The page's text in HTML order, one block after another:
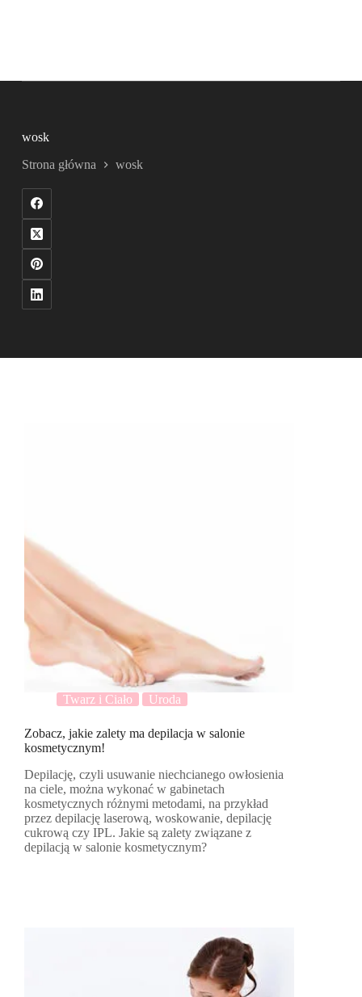
wosk
Strona główna wosk
Twarz i Ciało Uroda
Zobacz, jakie zalety ma depilacja w salonie
kosmetycznym!
Depilację, czyli usuwanie niechcianego owłosienia
na ciele, można wykonać w gabinetach
kosmetycznych różnymi metodami, na przykład
przez depilację laserową, woskowanie, depilację
cukrową czy IPL. Jakie są zalety związane z
depilacją w salonie kosmetycznym?